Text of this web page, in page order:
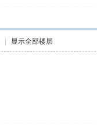
显示全部楼层